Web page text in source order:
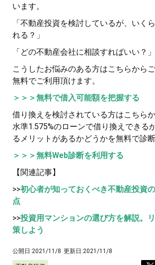
います。
「不動産投資を検討しているが、いく
れる？」
「どの不動産会社に相談すればいい？」
こうしたお悩みのある方はこちらからご
無料でご利用頂けます。
＞＞＞無料で借入可能額を把握する
借り換えを検討されている方はこちら
水準1.575%のローンで借り換えできる
るメリットがあるかどうかを無料で診断
＞＞＞無料Web診断を利用する
【関連記事】
>>初心者が知っておくべき不動産投資
点
>>投資用マンションの選び方を解説。
策しよう
公開日:2021/11/8 更新日:2021/11/8